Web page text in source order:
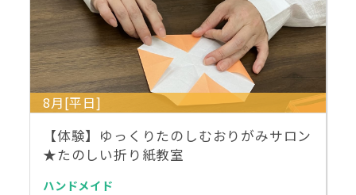
8月[平日]
【体験】ゆっくりたのしむおりがみサロン
★たのしい折り紙教室
ハンドメイド